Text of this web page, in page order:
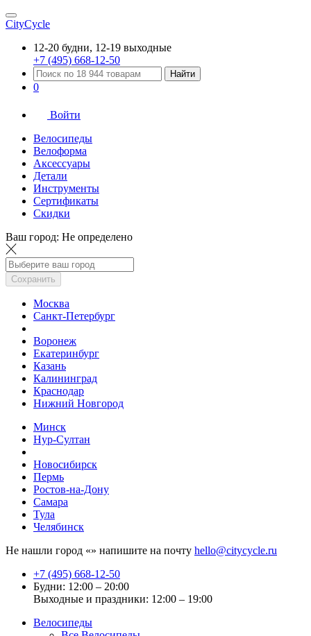
CityCycle
12-20 будни, 12-19 выходные
+7 (495) 668-12-50
Найти
0
Войти
Велосипеды
Велоформа
Аксессуары
Детали
Инструменты
Сертификаты
Скидки
Ваш город: Не определено
Сохранить
Москва
Санкт-Петербург
Воронеж
Екатеринбург
Казань
Калининград
Краснодар
Нижний Новгород
Минск
Нур-Султан
Новосибирск
Пермь
Ростов-на-Дону
Самара
Тула
Челябинск
Не нашли город «» напишите на почту hello@citycycle.ru
+7 (495) 668-12-50
Будни: 12:00 – 20:00
Выходные и праздники: 12:00 – 19:00
Велосипеды